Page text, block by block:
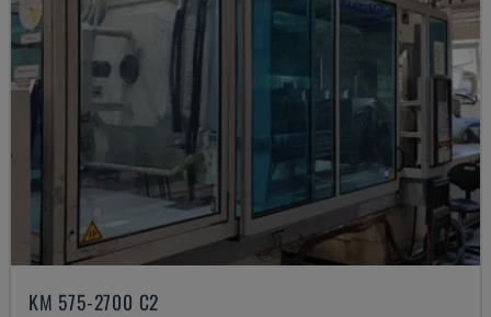
KM 575-2700 C2